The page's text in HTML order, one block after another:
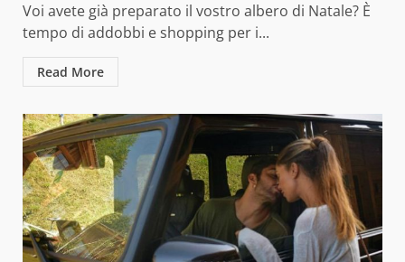
Voi avete già preparato il vostro albero di Natale? È
tempo di addobbi e shopping per i...
Read More